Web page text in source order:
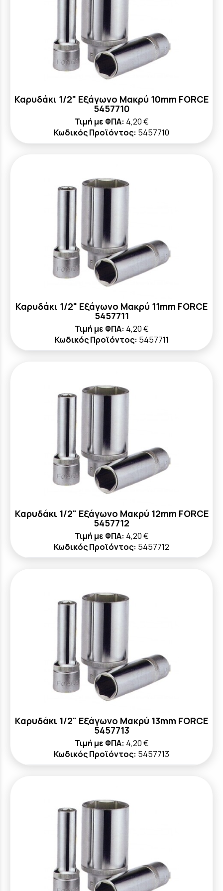
Καρυδάκι 1/2" Εξάγωνο Μακρύ 10mm FORCE
5457710
Τιμή με ΦΠΑ: 4,20 €
Κωδικός Προϊόντος: 5457710
Καρυδάκι 1/2" Εξάγωνο Μακρύ 11mm FORCE
5457711
Τιμή με ΦΠΑ: 4,20 €
Κωδικός Προϊόντος: 5457711
Καρυδάκι 1/2" Εξάγωνο Μακρύ 12mm FORCE
5457712
Τιμή με ΦΠΑ: 4,20 €
Κωδικός Προϊόντος: 5457712
Καρυδάκι 1/2" Εξάγωνο Μακρύ 13mm FORCE
5457713
Τιμή με ΦΠΑ: 4,20 €
Κωδικός Προϊόντος: 5457713